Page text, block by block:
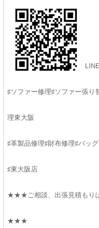
♯ソファー修理♯ソファー張り
理東大阪
♯革製品修理♯財布修理♯バッ
♯東大阪店
★★★ご相談、出張見積もりは
★★★